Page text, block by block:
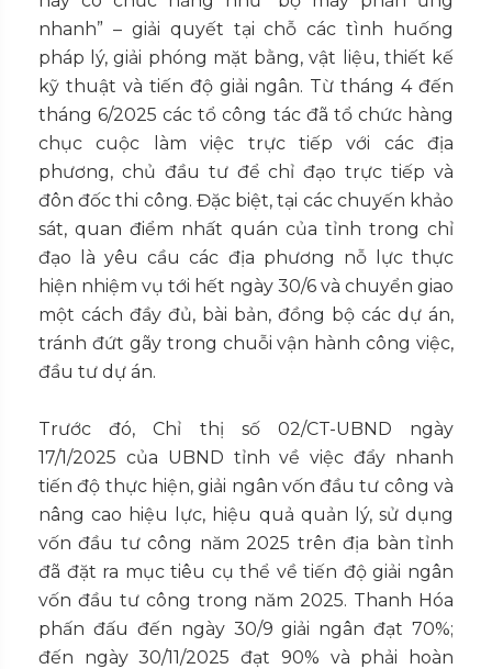
nhanh” – giải quyết tại chỗ các tình huống
pháp lý, giải phóng mặt bằng, vật liệu, thiết kế
kỹ thuật và tiến độ giải ngân. Từ tháng 4 đến
tháng 6/2025 các tổ công tác đã tổ chức hàng
chục cuộc làm việc trực tiếp với các địa
phương, chủ đầu tư để chỉ đạo trực tiếp và
đôn đốc thi công. Đặc biệt, tại các chuyến khảo
sát, quan điểm nhất quán của tỉnh trong chỉ
đạo là yêu cầu các địa phương nỗ lực thực
hiện nhiệm vụ tới hết ngày 30/6 và chuyển giao
một cách đầy đủ, bài bản, đồng bộ các dự án,
tránh đứt gãy trong chuỗi vận hành công việc,
đầu tư dự án.
Trước đó, Chỉ thị số 02/CT-UBND ngày
17/1/2025 của UBND tỉnh về việc đẩy nhanh
tiến độ thực hiện, giải ngân vốn đầu tư công và
nâng cao hiệu lực, hiệu quả quản lý, sử dụng
vốn đầu tư công năm 2025 trên địa bàn tỉnh
đã đặt ra mục tiêu cụ thể về tiến độ giải ngân
vốn đầu tư công trong năm 2025. Thanh Hóa
phấn đấu đến ngày 30/9 giải ngân đạt 70%;
đến ngày 30/11/2025 đạt 90% và phải hoàn